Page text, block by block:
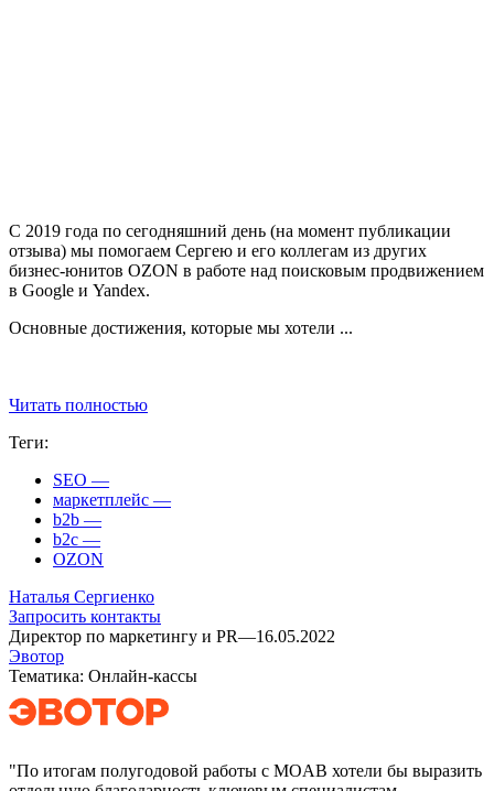
С 2019 года по сегодняшний день (на момент публикации
отзыва) мы помогаем Сергею и его коллегам из других
бизнес-юнитов OZON в работе над поисковым продвижением
в Google и Yandex.
Основные достижения, которые мы хотели ...
Читать полностью
Теги:
SEO —
маркетплейс —
b2b —
b2c —
OZON
Наталья Сергиенко
Запросить контакты
Директор по маркетингу и PR—16.05.2022
Эвотор
Тематика: Онлайн-кассы
"По итогам полугодовой работы с MOAB хотели бы выразить